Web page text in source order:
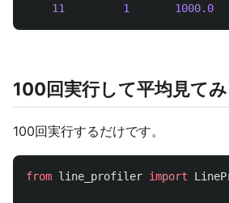
11
1 1000.0
100回実行して平均見て
100回実行するだけです。
from line_profiler import